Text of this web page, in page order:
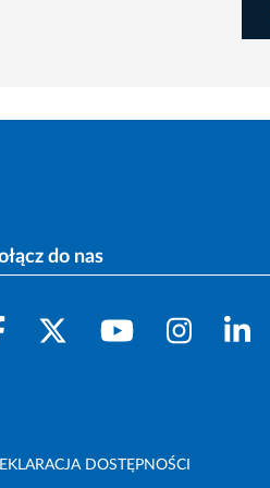
do nas
DOSTĘPNOŚCI